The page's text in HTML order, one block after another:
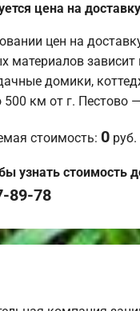
цена на
цен на
материалов
домики,
км от г. Пестово
стоимость: 0 руб.
узнать стоимость
89-78